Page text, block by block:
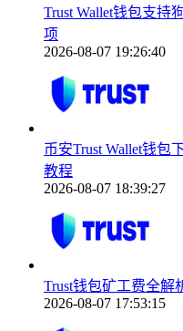
Trust Wallet钱包支持
项
2026-08-07 19:26:40
币安Trust Wallet钱包
教程
2026-08-07 18:39:27
Trust钱包矿工费全解
2026-08-07 17:53:15